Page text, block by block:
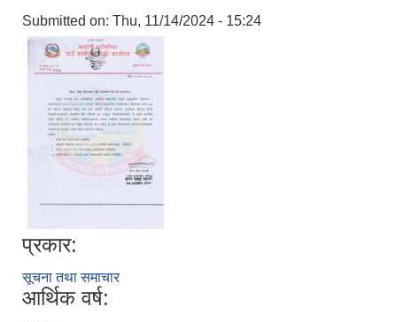
Submitted on: Thu, 11/14/2024 - 15:24
प्रकार:
सूचना तथा समाचार
आर्थिक वर्ष: